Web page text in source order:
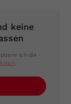
keine
ich die
.